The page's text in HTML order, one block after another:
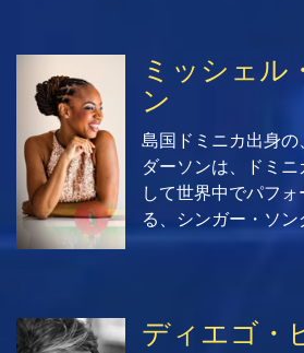
ミッシェル
ン
島国ドミニカ出身
ダーソンは、ドミ
して世界中でパフ
る、シンガー・ソン
ディエゴ・